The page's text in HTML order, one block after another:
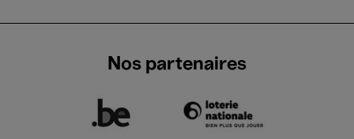
Nos partenaires